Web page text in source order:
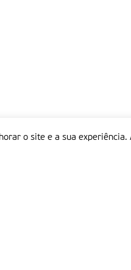
o site e a sua